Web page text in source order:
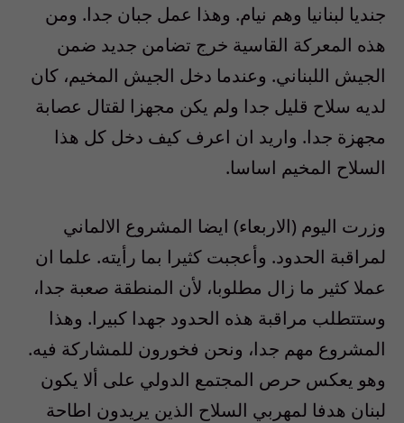
جنديا لبنانيا وهم نيام. وهذا عمل جبان جدا. ومن
هذه المعركة القاسية خرج تضامن جديد ضمن
الجيش اللبناني. وعندما دخل الجيش المخيم، كان
لديه سلاح قليل جدا ولم يكن مجهزا لقتال عصابة
مجهزة جدا. واريد ان اعرف كيف دخل كل هذا
السلاح المخيم اساسا.
وزرت اليوم (الاربعاء) ايضا المشروع الالماني
لمراقبة الحدود. وأعجبت كثيرا بما رأيته. علما ان
عملا كثير ما زال مطلوبا، لأن المنطقة صعبة جدا،
وستتطلب مراقبة هذه الحدود جهدا كبيرا. وهذا
المشروع مهم جدا، ونحن فخورون للمشاركة فيه.
وهو يعكس حرص المجتمع الدولي على ألا يكون
لبنان هدفا لمهربي السلاح الذين يريدون اطاحة